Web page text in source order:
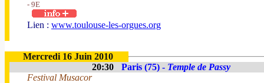
- 9E
Lien : www.toulouse-les-orgues.org
Mercredi 16 Juin 2010
20:30
Paris (75) - Temple de Passy
Festival Musacor